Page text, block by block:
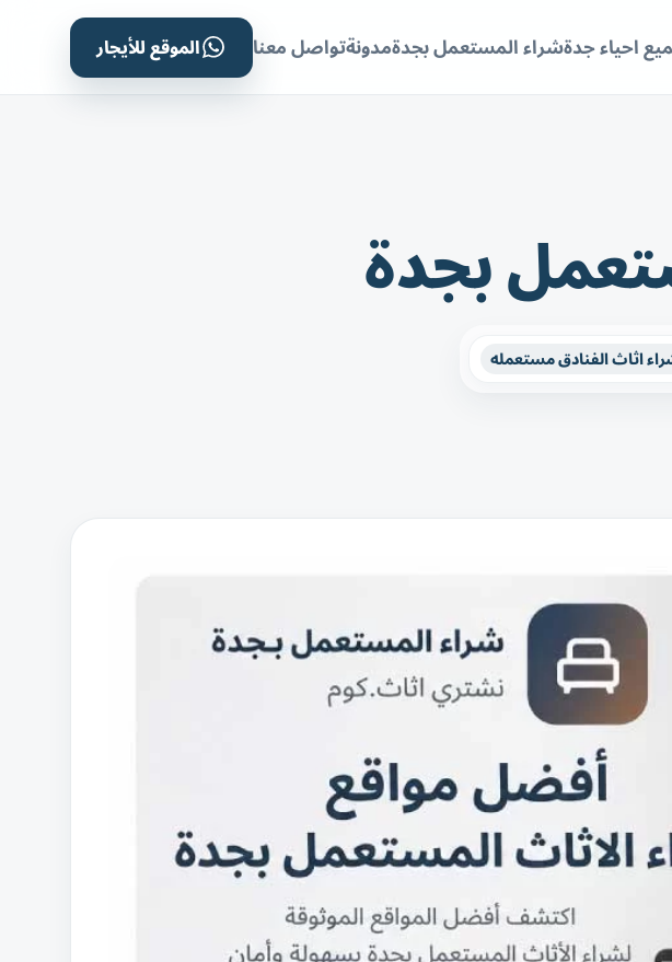
احياء جدةشراء المستعمل بجدةمدونةتواصل معنا الموقع للأيجار
بجدة
اثاث الفنادق مستعمله